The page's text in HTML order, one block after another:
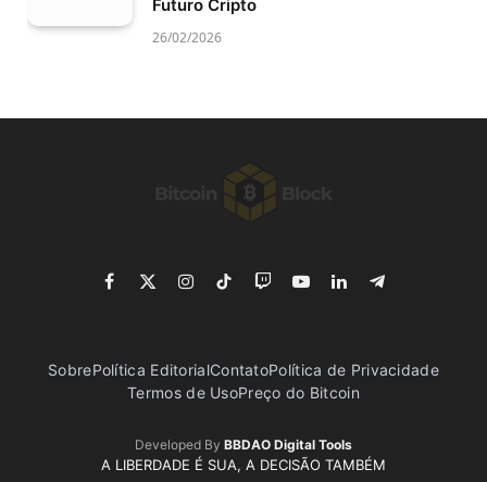
Futuro Cripto
26/02/2026
Facebook
X
Instagram
TikTokTwitchYouTubeLinkedInTelegram
SobrePolítica EditorialContatoPolítica de Privacidade
Termos de UsoPreço do Bitcoin
Developed By BBDAO Digital Tools
A LIBERDADE É SUA, A DECISÃO TAMBÉM